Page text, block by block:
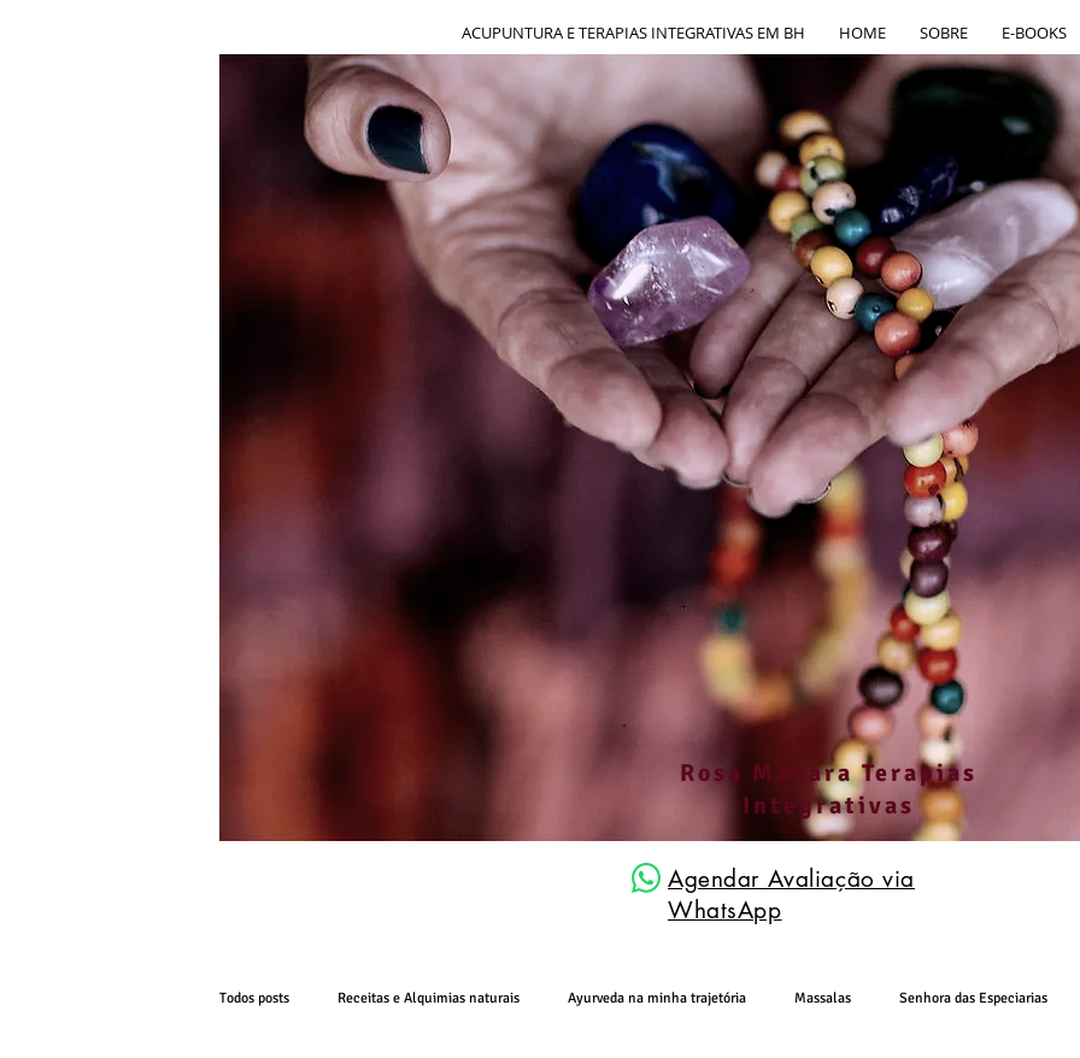
ACUPUNTURA E TERAPIAS INTEGRATIVAS EM BH HOME SOBRE E-BOOKS
Rosa Mahara Terapias
Integrativas
Agendar Avaliação via
WhatsApp
Todos posts Receitas e Alquimias naturais Ayurveda na minha trajetória Massalas Senhora das Especiarias